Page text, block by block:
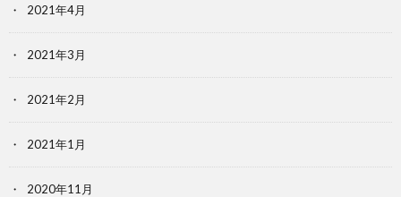
2021年4月
2021年3月
2021年2月
2021年1月
2020年11月